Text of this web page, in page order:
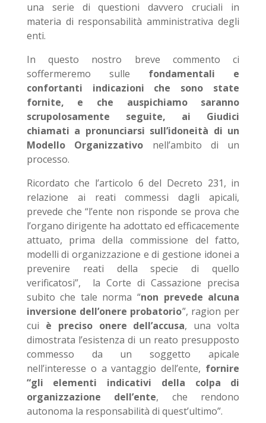
una serie di questioni davvero cruciali in
materia di responsabilità amministrativa degli
enti.
In questo nostro breve commento ci
soffermeremo sulle fondamentali e
confortanti indicazioni che sono state
fornite, e che auspichiamo saranno
scrupolosamente seguite, ai Giudici
chiamati a pronunciarsi sull’idoneità di un
Modello Organizzativo nell’ambito di un
processo.
Ricordato che l’articolo 6 del Decreto 231, in
relazione ai reati commessi dagli apicali,
prevede che “l’ente non risponde se prova che
l’organo dirigente ha adottato ed efficacemente
attuato, prima della commissione del fatto,
modelli di organizzazione e di gestione idonei a
prevenire reati della specie di quello
verificatosi”, la Corte di Cassazione precisa
subito che tale norma “non prevede alcuna
inversione dell’onere probatorio”, ragion per
cui è preciso onere dell’accusa, una volta
dimostrata l’esistenza di un reato presupposto
commesso da un soggetto apicale
nell’interesse o a vantaggio dell’ente, fornire
“gli elementi indicativi della colpa di
organizzazione dell’ente, che rendono
autonoma la responsabilità di quest’ultimo”.